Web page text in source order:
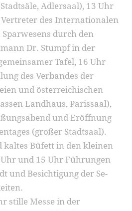
Adlersaal), 13 Uhr
des Internationalen
durch den
Dr. Stumpf in der
Tafel, 16 Uhr
des Verbandes der
und öster­reichischen
Landhaus, Parissaal),
und Eröffnung
(großer Stadtsaal).
kal­tes Büfett in den kleinen
und 15 Uhr Führungen
und Besichtigung der Se­
stille Messe in der